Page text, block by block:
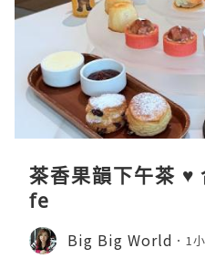
茶香果韻下午茶 ♥
fe
Big Big World 1